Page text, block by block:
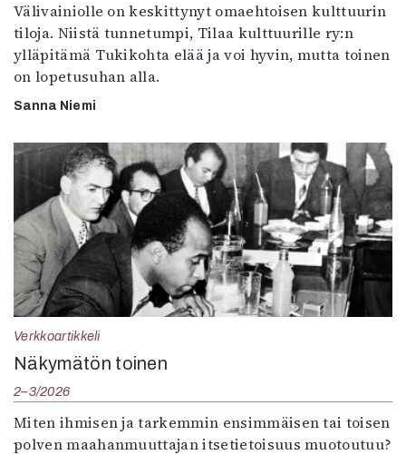
Välivainiolle on keskittynyt omaehtoisen kulttuurin
tiloja. Niistä tunnetumpi, Tilaa kulttuurille ry:n
ylläpitämä Tukikohta elää ja voi hyvin, mutta toinen
on lopetusuhan alla.
Sanna Niemi
Verkkoartikkeli
Näkymätön toinen
2–3/2026
Miten ihmisen ja tarkemmin ensimmäisen tai toisen
polven maahanmuuttajan itsetietoisuus muotoutuu?